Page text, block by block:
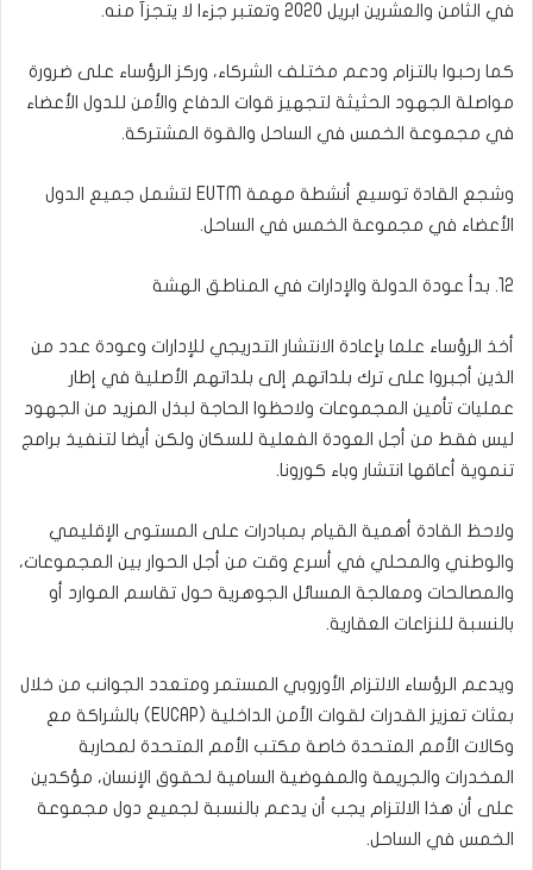
في الثامن والعشرين ابريل 2020 وتعتبر جزءا لا يتجزآ منه.
كما رحبوا بالتزام ودعم مختلف الشركاء، وركز الرؤساء على ضرورة
مواصلة الجهود الحثيثة لتجهيز قوات الدفاع والأمن للدول الأعضاء
في مجموعة الخمس في الساحل والقوة المشتركة.
وشجع القادة توسيع أنشطة مهمة EUTM لتشمل جميع الدول
الأعضاء في مجموعة الخمس في الساحل.
12. بدأ عودة الدولة والإدارات في المناطق الهشة
أخذ الرؤساء علما بإعادة الانتشار التدريجي للإدارات وعودة عدد من
الذين أجبروا على ترك بلداتهم إلى بلداتهم الأصلية في إطار
عمليات تأمين المجموعات ولاحظوا الحاجة لبذل المزيد من الجهود
ليس فقط من أجل العودة الفعلية للسكان ولكن أيضا لتنفيذ برامج
تنموية أعاقها انتشار وباء كورونا.
ولاحظ القادة أهمية القيام بمبادرات على المستوى الإقليمي
والوطني والمحلي في أسرع وقت من أجل الحوار بين المجموعات،
والمصالحات ومعالجة المسائل الجوهرية حول تقاسم الموارد أو
بالنسبة للنزاعات العقارية.
ويدعم الرؤساء الالتزام الأوروبي المستمر ومتعدد الجوانب من خلال
بعثات تعزيز القدرات لقوات الأمن الداخلية (EUCAP) بالشراكة مع
وكالات الأمم المتحدة خاصة مكتب الأمم المتحدة لمحاربة
المخدرات والجريمة والمفوضية السامية لحقوق الإنسان، مؤكدين
على أن هذا الالتزام يجب أن يدعم بالنسبة لجميع دول مجموعة
الخمس في الساحل.